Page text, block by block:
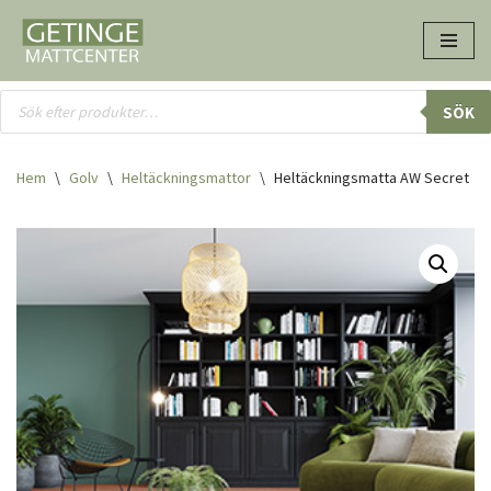
Hoppa
till
innehåll
SÖK
Hem \ Golv \ Heltäcknings­mattor \ Heltäckningsmatta AW Secret